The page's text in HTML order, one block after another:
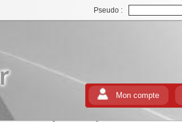
Pseudo :
Mon compte